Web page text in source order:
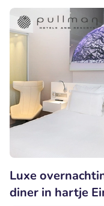
Luxe
diner in hartje